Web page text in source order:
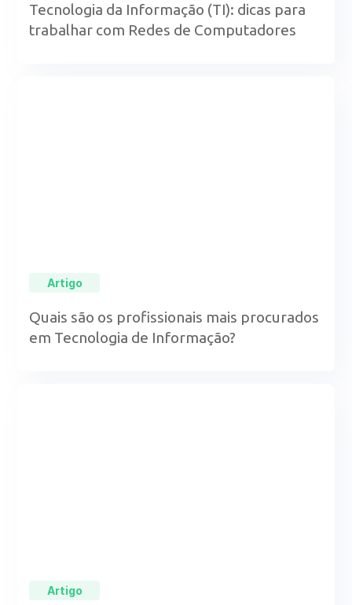
Tecnologia da Informação (TI): dicas para
trabalhar com Redes de Computadores
Artigo
Quais são os profissionais mais procurados
em Tecnologia de Informação?
Artigo